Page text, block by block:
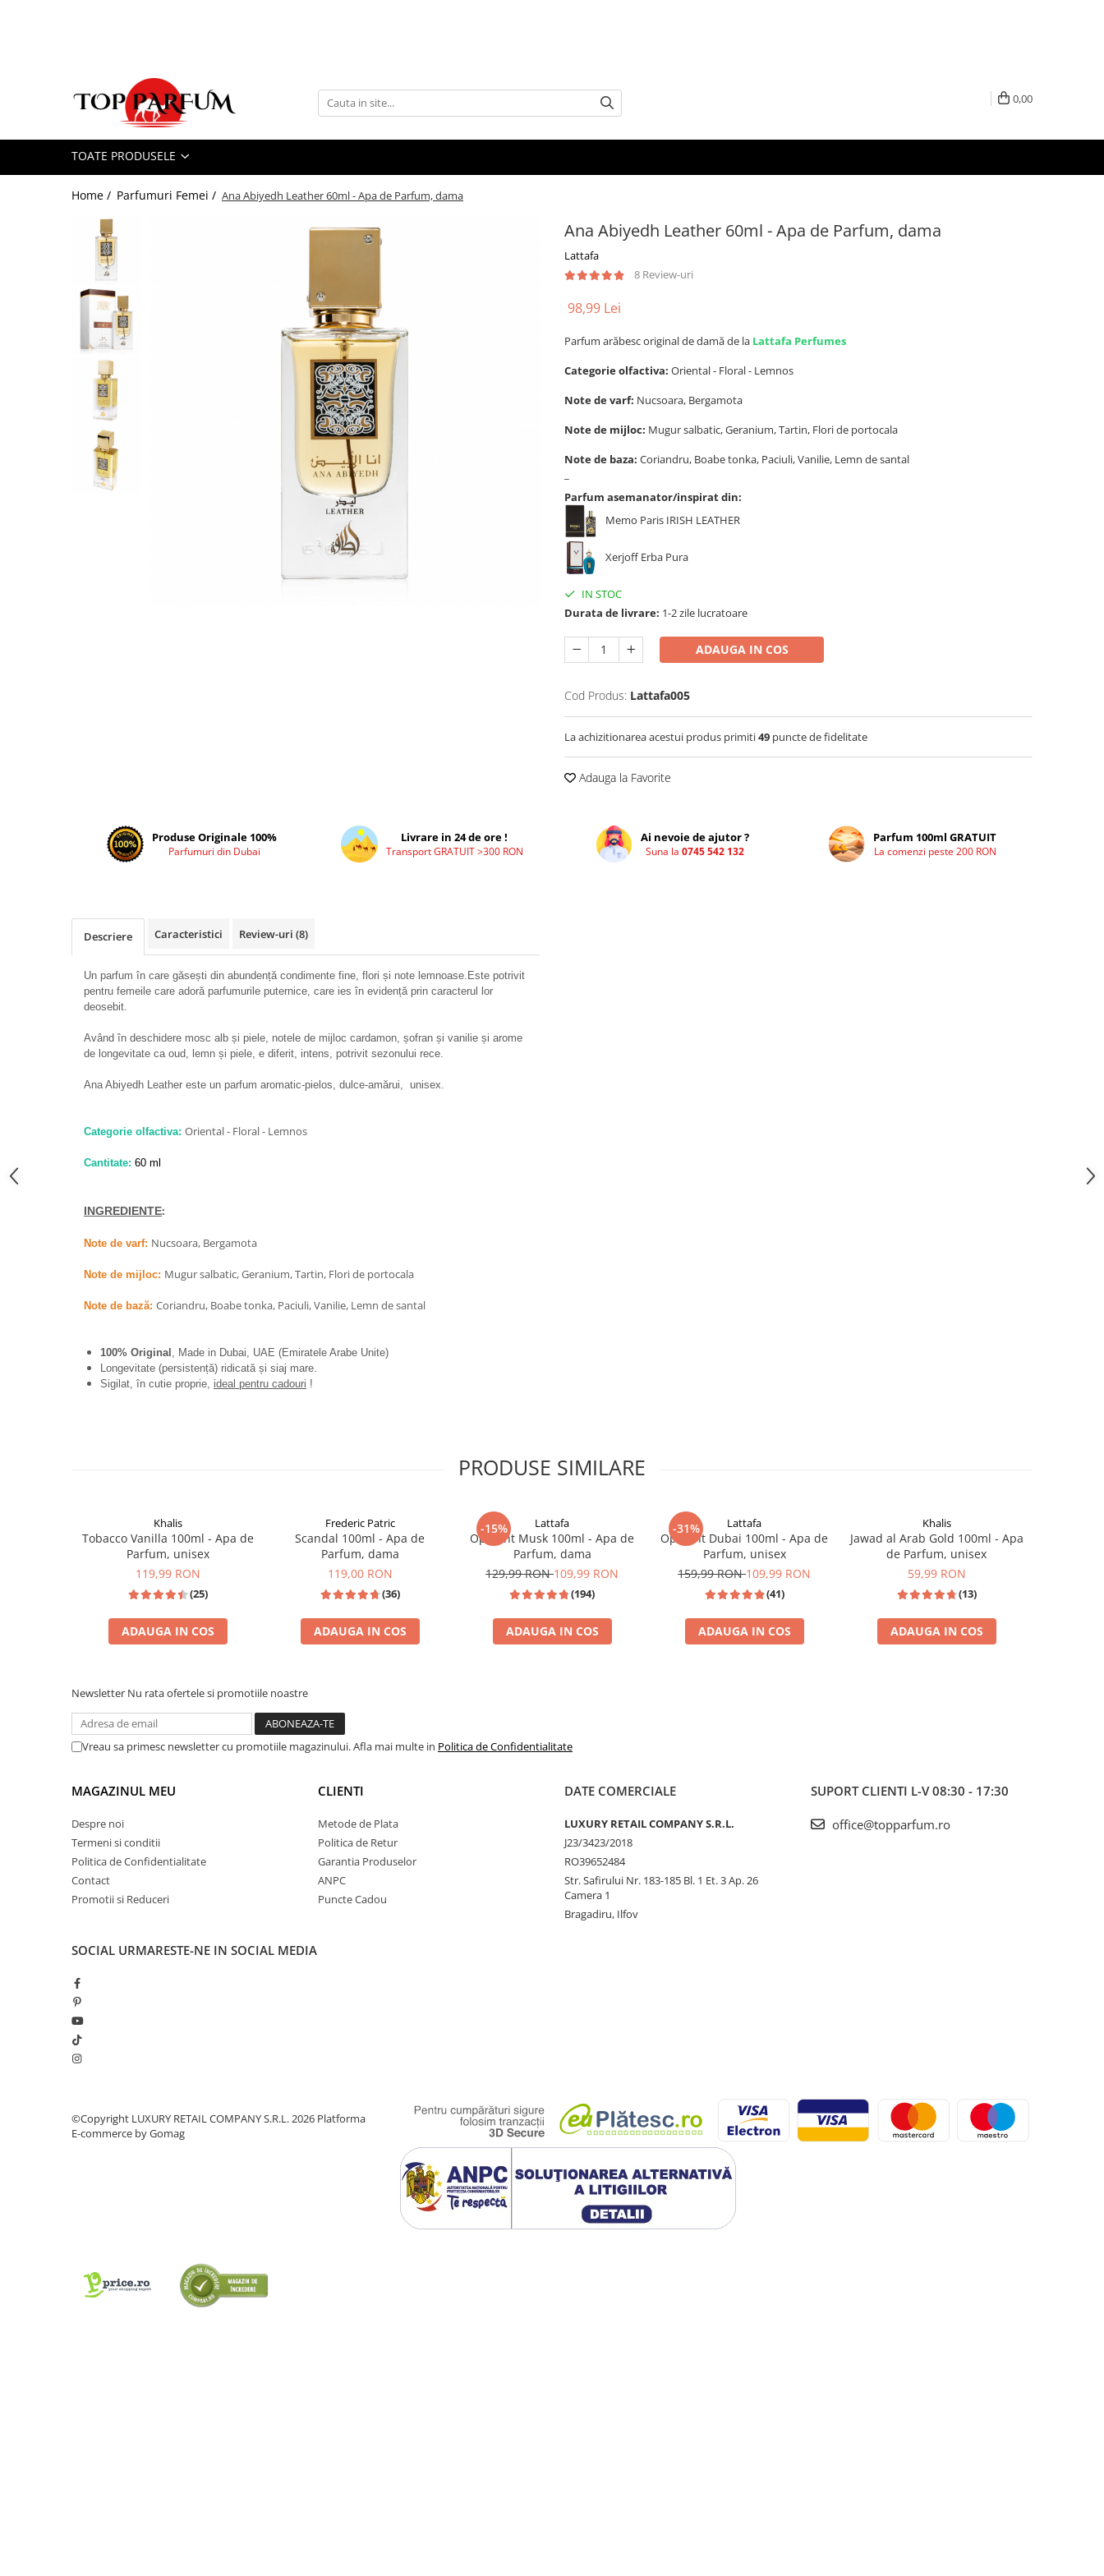
Seturi Parfumuri
Pachete BARBATI
Parfumuri Barbati
Parfumuri Unisex
Cele mai noi
Tipuri Parfumuri
Parfumuri Citrice
Parfumuri Condimentate
Parfumuri Dulci
Parfumuri Exotice
Parfumuri Fresh
Parfumuri Florale
Parfumuri Fructate
Al Fakhr Perfumes
Athoor Al Alam
Frederic Patric
Jenny Glow
Lattafa Pride
Parfumuri Clona Originale
Parfumuri clona / Dupes
0,00
TOATE PRODUSELE
Home / Parfumuri Femei / Ana Abiyedh Leather 60ml - Apa de Parfum, dama
Ana Abiyedh Leather 60ml - Apa de Parfum, dama
Lattafa
8 Review-uri
98,99 Lei
Parfum arăbesc original de damă de la Lattafa Perfumes
Categorie olfactiva: Oriental - Floral - Lemnos
Note de varf: Nucsoara, Bergamota
Note de mijloc: Mugur salbatic, Geranium, Tartin, Flori de portocala
Note de baza: Coriandru, Boabe tonka, Paciuli, Vanilie, Lemn de santal
Parfum asemanator/inspirat din:
Memo Paris IRISH LEATHER
Xerjoff Erba Pura
IN STOC
Durata de livrare: 1-2 zile lucratoare
ADAUGA IN COS
Cod Produs: Lattafa005
La achizitionarea acestui produs primiti49 puncte de fidelitate
Adauga la Favorite
Produse Originale 100%
Parfumuri din Dubai
Livrare in 24 de ore !
Transport GRATUIT >300 RON
Ai nevoie de ajutor ?
Suna la 0745 542 132
Parfum 100ml GRATUIT
La comenzi peste 200 RON
Descriere Caracteristici Review-uri (8)
Un parfum în care găsești din abundență condimente fine, flori și note lemnoase.Este potrivit
pentru femeile care adoră parfumurile puternice, care ies în evidență prin caracterul lor
deosebit.
Având în deschidere mosc alb și piele, notele de mijloc cardamon, șofran și vanilie și arome
de longevitate ca oud, lemn și piele, e diferit, intens, potrivit sezonului rece.
Ana Abiyedh Leather este un parfum aromatic-pielos, dulce-amărui, unisex.
Categorie olfactiva: Oriental - Floral - Lemnos
Cantitate: 60 ml
INGREDIENTE:
Note de varf: Nucsoara, Bergamota
Note de mijloc: Mugur salbatic, Geranium, Tartin, Flori de portocala
Note de bază: Coriandru, Boabe tonka, Paciuli, Vanilie, Lemn de santal
100% Original , Made in Dubai, UAE (Emiratele Arabe Unite)
Longevitate (persistență) ridicată și siaj mare.
Sigilat, în cutie proprie, ideal pentru cadouri !
PRODUSE SIMILARE
Khalis
Tobacco Vanilla 100ml - Apa de
Parfum, unisex
119,99 RON
(25)
ADAUGA IN COS
Frederic Patric
Scandal 100ml - Apa de
Parfum, dama
119,00 RON
(36)
ADAUGA IN COS
-15% Lattafa
Opulent Musk 100ml - Apa de
Parfum, dama
129,99 RON109,99 RON
(194)
ADAUGA IN COS
-31% Lattafa
Opulent Dubai 100ml - Apa de
Parfum, unisex
159,99 RON109,99 RON
(41)
ADAUGA IN COS
Khalis
Jawad al Arab Gold 100ml - Apa
de Parfum, unisex
59,99 RON
(13)
ADAUGA IN COS
Newsletter Nu rata ofertele si promotiile noastre
Vreau sa primesc newsletter cu promotiile magazinului. Afla mai multe in Politica de Confidentialitate
MAGAZINUL MEU
Despre noi
Termeni si conditii
Politica de Confidentialitate
Contact
Promotii si Reduceri
CLIENTI
Metode de Plata
Politica de Retur
Garantia Produselor
ANPC
Puncte Cadou
DATE COMERCIALE
LUXURY RETAIL COMPANY S.R.L.
J23/3423/2018
RO39652484
Str. Safirului Nr. 183-185 Bl. 1 Et. 3 Ap. 26
Camera 1
Bragadiru, Ilfov
SUPORT CLIENTI L-V 08:30 - 17:30
office@topparfum.ro
SOCIAL URMARESTE-NE IN SOCIAL MEDIA
©Copyright LUXURY RETAIL COMPANY S.R.L. 2026 Platforma
E-commerce by Gomag